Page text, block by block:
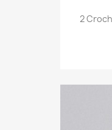
2